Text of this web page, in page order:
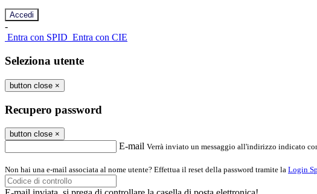
-
Entra con SPID Entra con CIE
Seleziona utente
button close ×
Recupero password
button close ×
E-mail Verrà inviato un messaggio all'indirizzo indicato
Non hai una e-mail associata al nome utente? Effettua il reset della password tramite la Login